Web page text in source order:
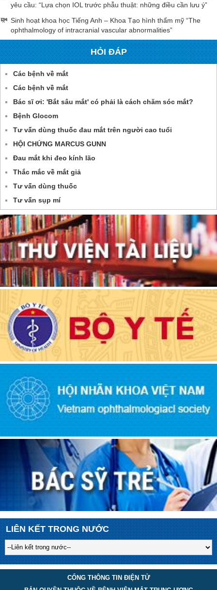
yêu cầu: “Lựa chọn IOL trước phẫu thuật: những điều cần lưu ý”
Sinh hoạt khoa học Tiếng Anh – Khoa Tạo hình thẩm mỹ “The
ophthalmology of intracranial vascular abnormalities”
HỎI ĐÁP
Các bệnh về mắt
Các bệnh về mắt
Bác sĩ ơi: 'Bắt sâu mắt' có phải là cách chăm sóc mắt?
Bệnh Glocom
Tư vấn dùng thuốc đau mắt trên người cao tuổi
HỘI CHỨNG MARCUS GUNN
Đau mắt khi đeo kính lão
Thắc mắc về mắt giả
Tư vấn dùng thuốc
Tư vấn sụp mí
LIÊN KẾT TRONG NƯỚC
CỔNG THÔNG TIN ĐIỆN TỬ